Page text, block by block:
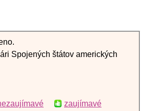
Spojených štátov amerických
zaujímavé